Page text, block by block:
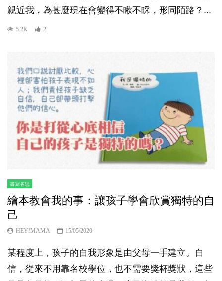
親近我，為甚麼現在會變得不瞅不睬，形同陌路？...
5.2K 2
書寫省思
繪本教會我的事：讓孩子學會欣賞獨特的自
己
HEY!MAMA 15/05/2020
某程度上，孩子的自我形象是由父母一手建立。自
信，從來不用靠名校學位，也不需要獎杯獎狀，這些